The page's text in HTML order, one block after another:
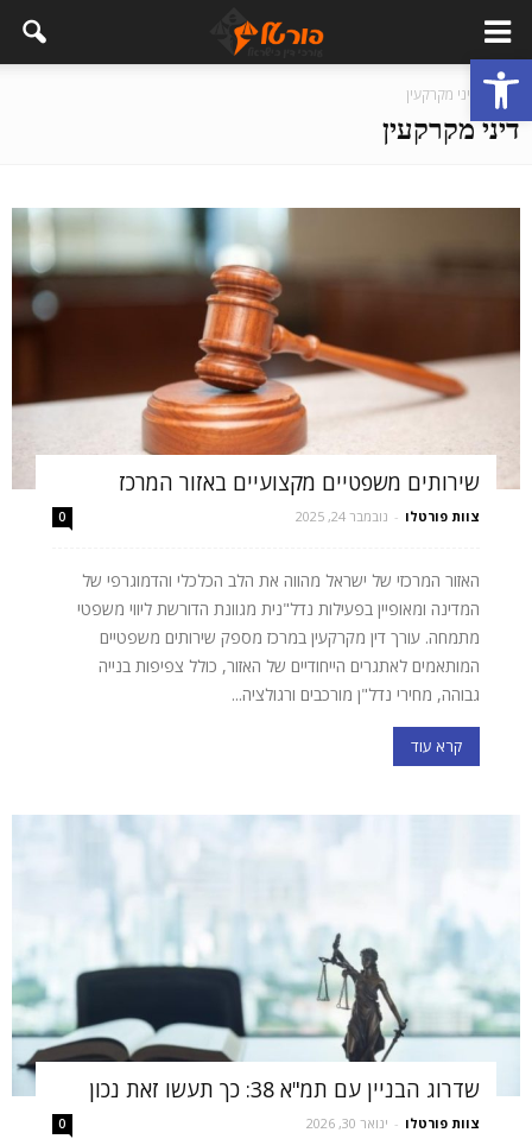
פתח סרגל נגישות
בית דיני מקרקעין
דיני מקרקעין
שירותים משפטיים מקצועיים באזור המרכז
צוות פורטלו - נובמבר 24, 2025 0
האזור המרכזי של ישראל מהווה את הלב הכלכלי והדמוגרפי של
המדינה ומאופיין בפעילות נדל"נית מגוונת הדורשת ליווי משפטי
מתמחה. עורך דין מקרקעין במרכז מספק שירותים משפטיים
המותאמים לאתגרים הייחודיים של האזור, כולל צפיפות בנייה
גבוהה, מחירי נדל"ן מורכבים ורגולציה...
קרא עוד
שדרוג הבניין עם תמ"א 38: כך תעשו זאת נכון
צוות פורטלו - ינואר 30, 2026 0